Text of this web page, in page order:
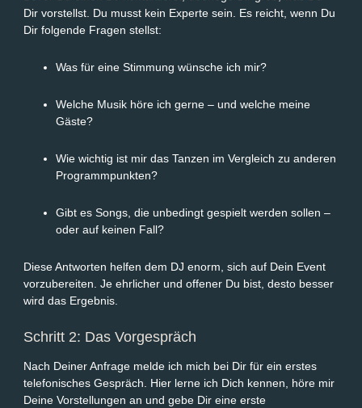
Dir vorstellst. Du musst kein Experte sein. Es reicht, wenn Du
Dir folgende Fragen stellst:
Was für eine Stimmung wünsche ich mir?
Welche Musik höre ich gerne – und welche meine
Gäste?
Wie wichtig ist mir das Tanzen im Vergleich zu anderen
Programmpunkten?
Gibt es Songs, die unbedingt gespielt werden sollen –
oder auf keinen Fall?
Diese Antworten helfen dem DJ enorm, sich auf Dein Event
vorzubereiten. Je ehrlicher und offener Du bist, desto besser
wird das Ergebnis.
Schritt 2: Das Vorgespräch
Nach Deiner Anfrage melde ich mich bei Dir für ein erstes
telefonisches Gespräch. Hier lerne ich Dich kennen, höre mir
Deine Vorstellungen an und gebe Dir eine erste